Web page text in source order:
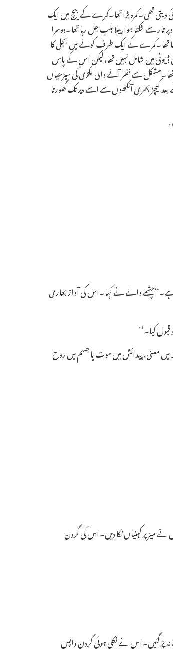
دیتی تھی۔کمرہ بڑا تھا۔کمرے کے بیچ میں ایک
سے لٹکتا ہوا پیلا بلب جل رہا تھا۔دوسرا
تھا۔کمرے کے ایک طرف کونے میں بجلی کا
ڈیوٹی میں شامل نہیں تھا،لیکن اس کے پاس
سے نظر آنے والی لکڑی کی سیڑھیاں
بعد کیچڑ بھری آنکھوں سے اسے دیر تک گھورتا
والے نے کہا۔اس کی آواز بھاری
کیا۔‘‘
معنی،پیدائش میں موت یا جسم میں روح
میز پر کہنیاں ٹکا دیں۔اس کی گردن
پڑ گئیں۔اس نے نکلی ہوئی گردن واپس